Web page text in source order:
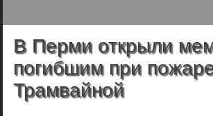
В Перми открыли
погибшим при
Трамвайной